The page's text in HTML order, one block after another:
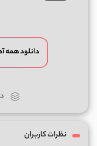
دانلود
نظرات کاربران